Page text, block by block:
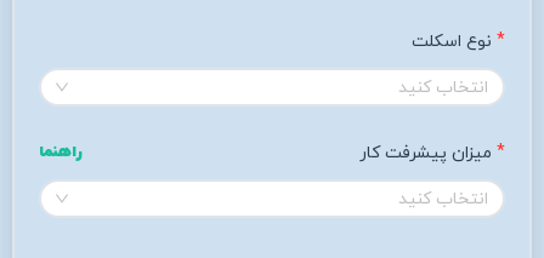
نوع اسکلت
انتخاب کنید
میزان پیشرفت کار راهنما
انتخاب کنید